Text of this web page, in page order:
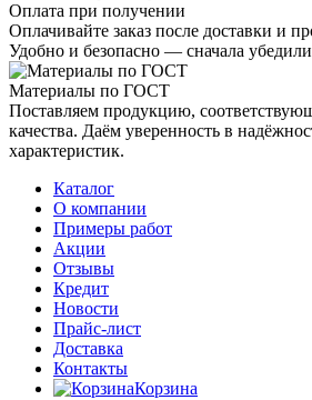
Оплата при получении
Оплачивайте заказ после доставки и
Удобно и безопасно — сначала
Материалы по ГОСТ
Поставляем продукцию,
качества. Даём уверенность в
характеристик.
Каталог
О компании
Примеры работ
Акции
Отзывы
Кредит
Новости
Прайс-лист
Доставка
Контакты
Корзина